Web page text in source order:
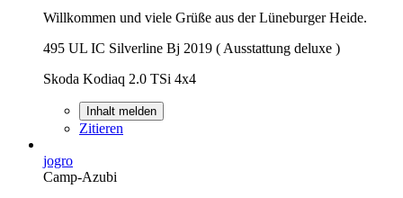
Willkommen und viele Grüße aus der Lüneburger Heide.
495 UL IC Silverline Bj 2019 ( Ausstattung deluxe )
Skoda Kodiaq 2.0 TSi 4x4
Inhalt melden
Zitieren
jogro
Camp-Azubi